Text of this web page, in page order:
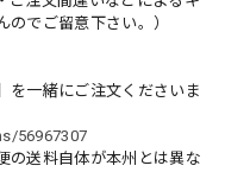
でご留意下さい。）
を一緒にご注文くださいま
56967307
の送料自体が本州とは異な